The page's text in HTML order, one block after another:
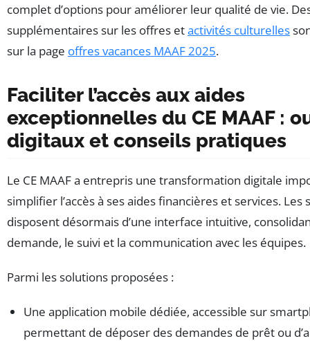
complet d’options pour améliorer leur qualité de vie.
supplémentaires sur les offres etactivités culturelles
sur la page offres vacances MAAF 2025.
Faciliter l’accès aux aides
exceptionnelles du CE MAAF :
digitaux et conseils pratiques
Le CE MAAF a entrepris une transformation digitale
simplifier l’accès à ses aides financières et services. Les
disposent désormais d’une interface intuitive,
demande, le suivi et la communication avec les équipes.
Parmi les solutions proposées :
Une application mobile dédiée, accessible sur
permettant de déposer des demandes de prêt ou